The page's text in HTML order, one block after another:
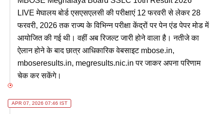
LIVE मेघालय बोर्ड एसएसएलसी की परीक्षाएं 12 फरवरी से लेकर 28
फरवरी, 2026 तक राज्य के विभिन्न परीक्षा केंद्रों पर पेन एंड पेपर मोड में
आयोजित की गई थी। वहीं अब रिजल्ट जारी होने वाला है। नतीजे का
ऐलान होने के बाद छात्र आधिकारिक वेबसाइट mbose.in,
mboseresults.in, megresults.nic.in पर जाकर अपना परिणाम
चेक कर सकेंगे।
APR 07, 2026 07:46 IST